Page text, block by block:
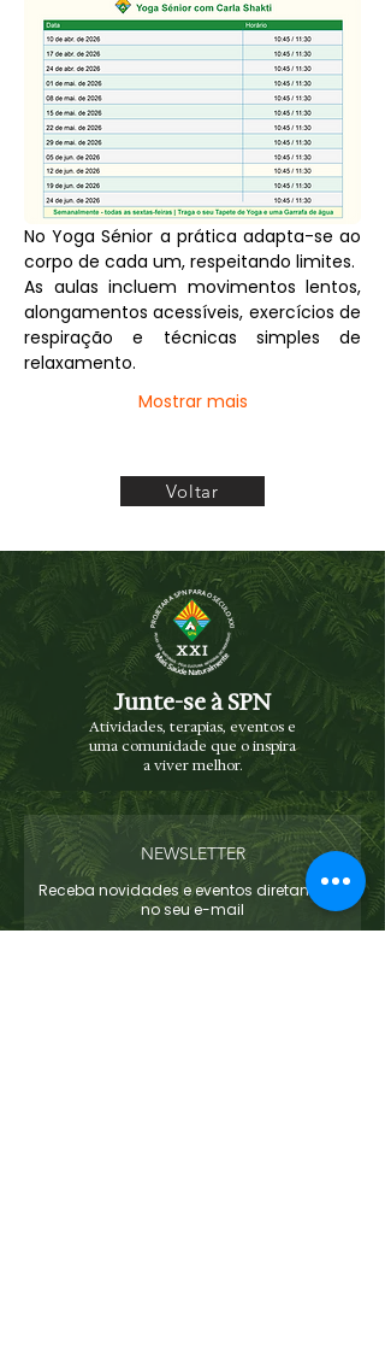
No Yoga Sénior a prática adapta-se ao
corpo de cada um, respeitando limites.
As aulas incluem movimentos lentos,
alongamentos acessíveis, exercícios de
respiração e técnicas simples de
relaxamento.
Mostrar mais
Voltar
Junte-se à SPN
Atividades, terapias, eventos e
uma comunidade que o inspira
a viver melhor.
NEWSLETTER
Receba novidades e eventos diretamente
no seu e-mail